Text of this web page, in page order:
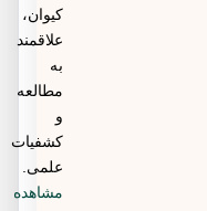
کیوان،
علاقمند
مطالعه
کشفیات
علمی.
مشاهده